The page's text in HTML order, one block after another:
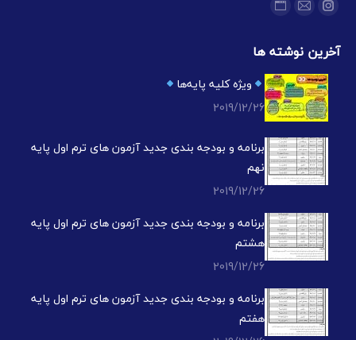
اینستاگرام
کردن
برگه
در
پنجره
جدید
ایمیل
کردن
برگه
در
پنجره
جدید
وبسایت
کردن
برگه
در
پنجره
جدید
آخرین نوشته ها
ویژه کلیه پایه‌ها
2019/12/26
برنامه و بودجه بندی جدید آزمون های ترم اول پایه
نهم
2019/12/26
برنامه و بودجه بندی جدید آزمون های ترم اول پایه
هشتم
2019/12/26
برنامه و بودجه بندی جدید آزمون های ترم اول پایه
هفتم